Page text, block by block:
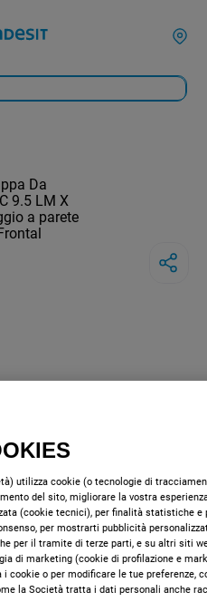
90 cm - IHPC
utilizza cookie (o tecnologie di
del sito, migliorare la vostra
(cookie tecnici), per finalità statistiche e
per mostrarti pubblicità
per il tramite di terze parti, e su altri siti
di marketing (cookie di profilazione e
cookie o per modificare le tue preferenze,
la Società tratta i dati personali anche